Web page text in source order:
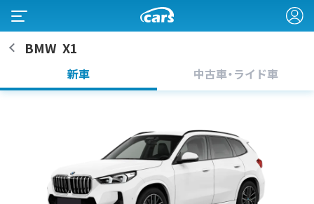
BMW X1
新車 中古車・ライド車